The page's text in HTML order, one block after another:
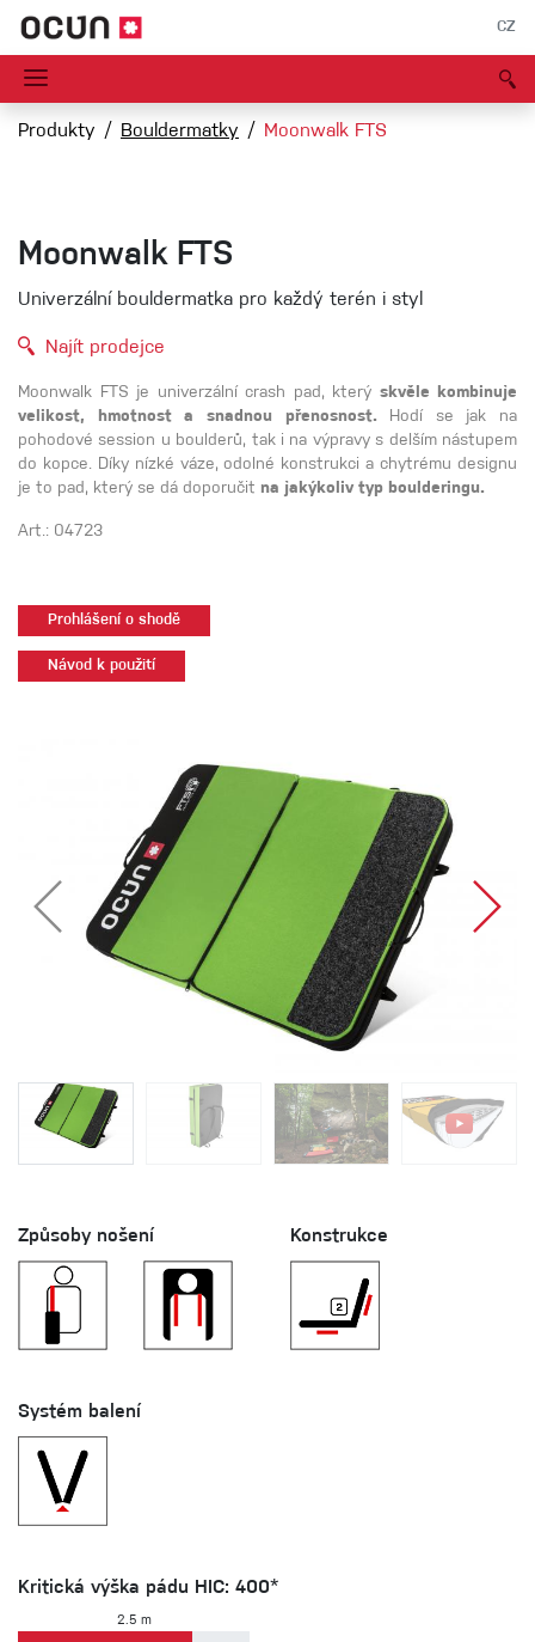
CZ
Produkty Bouldermatky Moonwalk FTS
Moonwalk FTS
Univerzální bouldermatka pro každý terén i styl
Najít prodejce
Moonwalk FTS je univerzální crash pad, který skvěle kombinuje
velikost, hmotnost a snadnou přenosnost. Hodí se jak na
pohodové session u boulderů, tak i na výpravy s delším nástupem
do kopce. Díky nízké váze, odolné konstrukci a chytrému designu
je to pad, který se dá doporučit na jakýkoliv typ boulderingu.
Art.: 04723
Prohlášení o shodě
Návod k použití
Způsoby nošení Konstrukce
Systém balení
Kritická výška pádu HIC: 400*
2.5 m